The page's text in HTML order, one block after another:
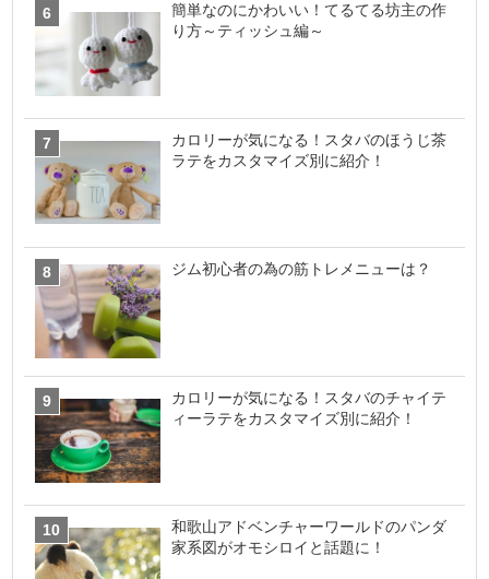
簡単なのにかわいい！てるてる坊主の作
り方～ティッシュ編～
カロリーが気になる！スタバのほうじ茶
ラテをカスタマイズ別に紹介！
ジム初心者の為の筋トレメニューは？
カロリーが気になる！スタバのチャイテ
ィーラテをカスタマイズ別に紹介！
和歌山アドベンチャーワールドのパンダ
家系図がオモシロイと話題に！